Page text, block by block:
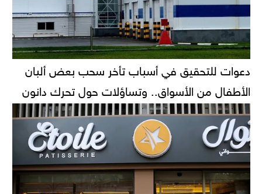
دعوات للتحقيق في أسباب تأخر سحب بعض ألبان
الأطفال من الأسواق.. وتساؤلات حول تحرك دانون